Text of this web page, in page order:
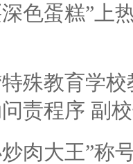
色蛋糕”上
殊教育学
责程序 副
肉大王”称